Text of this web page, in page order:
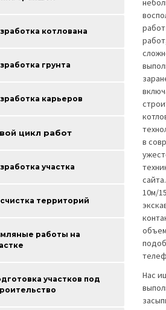
в
10м/
Нас
котлована
грунта
карьеров
цикл работ
участка
территорий
работы на
участков под